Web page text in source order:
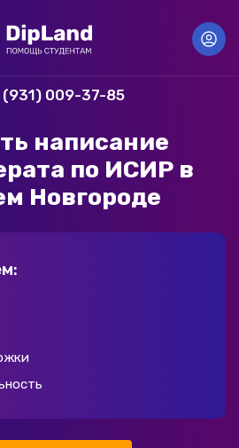
(931) 009-37-85
написание
по ИСИР в
Новгороде